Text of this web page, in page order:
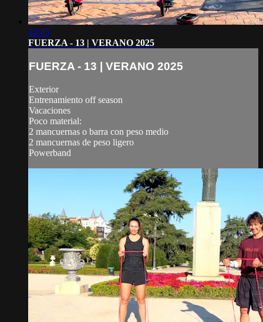
42:45
FUERZA - 13 | VERANO 2025
FUERZA - 13 | VERANO 2025
Exterior
Entrenamiento off season
Vacaciones
Poco material:
2 mancuernas o barra con peso medio
2 mancuernas de peso ligero
Powerband